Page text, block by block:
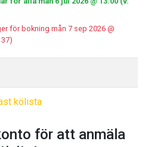
för bokning mån 7 sep 2026 @
37)
kölista
för att anmäla